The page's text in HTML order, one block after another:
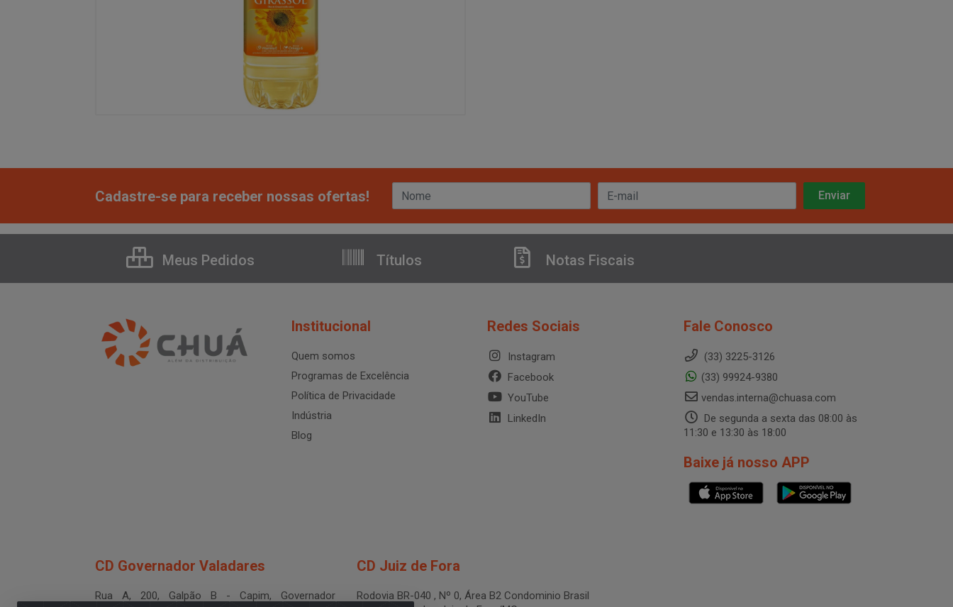
Cadastre-se para receber nossas ofertas!
Meus Pedidos Títulos Notas Fiscais
Institucional
Quem somos
Programas de Excelência
Política de Privacidade
Indústria
Blog
Redes Sociais
Instagram
Facebook
YouTube
LinkedIn
Fale Conosco
(33) 3225-3126
(33) 99924-9380
vendas.interna@chuasa.com
De segunda a sexta das 08:00 às
11:30 e 13:30 às 18:00
Baixe já nosso APP
CD Governador Valadares
Rua A, 200, Galpão B - Capim, Governador
CD Juiz de Fora
Rodovia BR-040 , Nº 0, Área B2 Condominio Brasil